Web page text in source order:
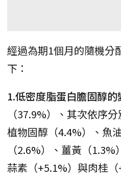
經過為期1個月的隨機分
下：
1.低密度脂蛋白膽固醇的
（37.9%）、其次依序
植物固醇（4.4%）、魚
（2.6%）、薑黃（
蒜素（+5.1%）與肉桂